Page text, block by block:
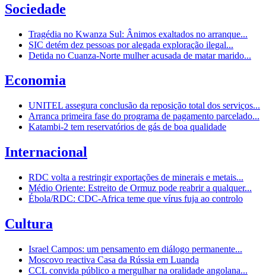
Sociedade
Tragédia no Kwanza Sul: Ânimos exaltados no arranque...
SIC detém dez pessoas por alegada exploração ilegal...
Detida no Cuanza-Norte mulher acusada de matar marido...
Economia
UNITEL assegura conclusão da reposição total dos serviços...
Arranca primeira fase do programa de pagamento parcelado...
Katambi-2 tem reservatórios de gás de boa qualidade
Internacional
RDC volta a restringir exportações de minerais e metais...
Médio Oriente: Estreito de Ormuz pode reabrir a qualquer...
Ébola/RDC: CDC-Africa teme que vírus fuja ao controlo
Cultura
Israel Campos: um pensamento em diálogo permanente...
Moscovo reactiva Casa da Rússia em Luanda
CCL convida público a mergulhar na oralidade angolana...